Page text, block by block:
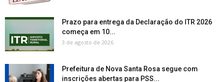
Prazo para entrega da Declaração do ITR 2026
começa em 10...
3 de agosto de 2026
Prefeitura de Nova Santa Rosa segue com
inscrições abertas para PSS...